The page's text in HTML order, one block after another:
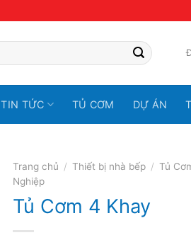
TIN TỨC TỦ CƠM DỰ ÁN
Trang chủ / Thiết bị nhà bếp / Tủ
Nghiệp
Tủ Cơm 4 Khay